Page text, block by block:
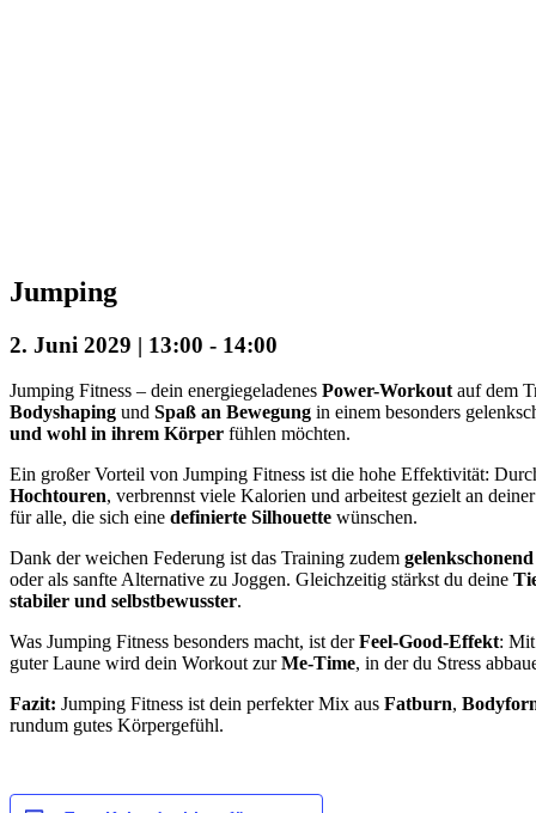
Jumping
2. Juni 2029 | 13:00 - 14:00
Jumping Fitness – dein energiegeladenes Power-Workout auf dem
Bodyshaping und Spaß an Bewegung in einem besonders
und wohl in ihrem Körper fühlen möchten.
Ein großer Vorteil von Jumping Fitness ist die hohe Effektivität:
Hochtouren, verbrennst viele Kalorien und arbeitest gezielt an
für alle, die sich eine definierte Silhouette wünschen.
Dank der weichen Federung ist das Training zudem gelenkschonend
oder als sanfte Alternative zu Joggen. Gleichzeitig stärkst du deine
stabiler und selbstbewusster.
Was Jumping Fitness besonders macht, ist derFeel-Good-Effekt:
guter Laune wird dein Workout zurMe-Time, in der du Stress
Fazit: Jumping Fitness ist dein perfekter Mix aus Fatburn,
rundum gutes Körpergefühl.